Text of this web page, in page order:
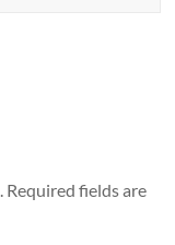
Required fields are